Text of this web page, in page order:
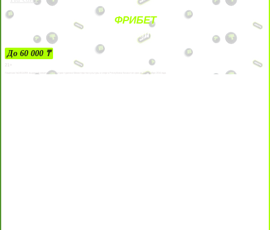
ФРИБЕТ
ЗА ДЕПОЗИТЫ
До 60 000 ₸
21+
Лицензии №24514359, выданной комитетом индустрии туризма Министерства культуры и спорта Республики Казахстан срок до 27 сентября 2034 года.